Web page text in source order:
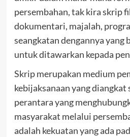
persembahan, tak kira skrip
dokumentari, majalah,
seangkatan dengannya yang
untuk ditawarkan kepada
Skrip merupakan medium
kebijaksanaan yang diangkat
perantara yang
masyarakat melalui
adalah kekuatan yang ada